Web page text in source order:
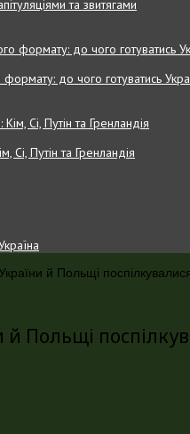
та звитягами
до чого готуватись
Путін та Гренландія
й Польщі
Польщі